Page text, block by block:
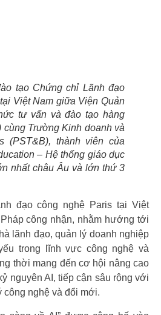
tạo Chứng chỉ Lãnh đạo
Việt Nam giữa Viện Quản
tư vấn và đào tạo hàng
cùng Trường Kinh doanh và
(PST&B), thành viên của
– Hệ thống giáo dục
nhất châu Âu và lớn thứ 3
đạo công nghệ Paris tại Việt
công nhận, nhằm hướng tới
lãnh đạo, quản lý doanh nghiệp
trong lĩnh vực công nghệ và
thời mang đến cơ hội nâng cao
nguyên AI, tiếp cận sâu rộng với
công nghệ và đổi mới.